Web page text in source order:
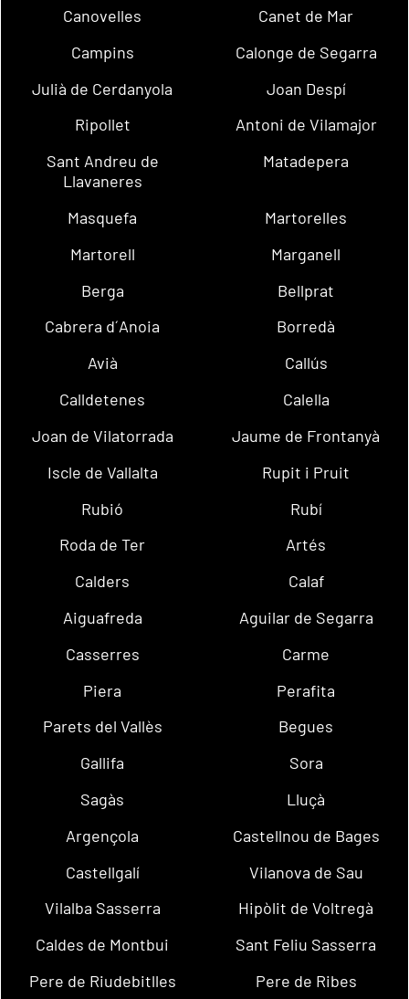
Canovelles
Canet de Mar
Campins
Calonge de Segarra
Julià de Cerdanyola
Joan Despí
Ripollet
Antoni de Vilamajor
Sant Andreu de
Llavaneres
Matadepera
Masquefa
Martorelles
Martorell
Marganell
Berga
Bellprat
Cabrera d´Anoia
Borredà
Avià
Callús
Calldetenes
Calella
Joan de Vilatorrada
Jaume de Frontanyà
Iscle de Vallalta
Rupit i Pruit
Rubió
Rubí
Roda de Ter
Artés
Calders
Calaf
Aiguafreda
Aguilar de Segarra
Casserres
Carme
Piera
Perafita
Parets del Vallès
Begues
Gallifa
Sora
Sagàs
Lluçà
Argençola
Castellnou de Bages
Castellgalí
Vilanova de Sau
Vilalba Sasserra
Hipòlit de Voltregà
Caldes de Montbui
Sant Feliu Sasserra
Pere de Riudebitlles
Pere de Ribes